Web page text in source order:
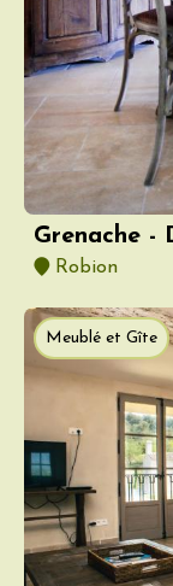
Grenache -
Robion
Meublé et Gîte